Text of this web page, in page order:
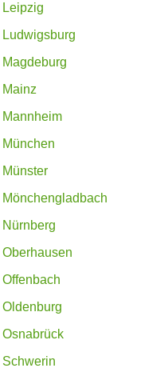
Leipzig
Ludwigsburg
Magdeburg
Mainz
Mannheim
München
Münster
Mönchengladbach
Nürnberg
Oberhausen
Offenbach
Oldenburg
Osnabrück
Schwerin